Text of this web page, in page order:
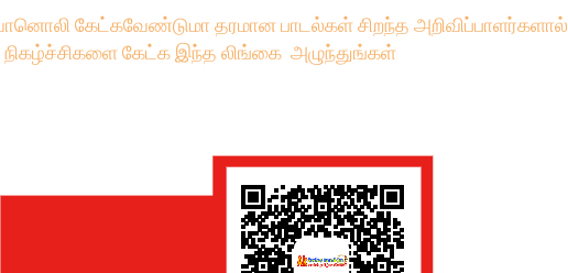
கேட்கவேண்டுமா தரமான பாடல்கள் சிறந்த அறிவிப்பாளர்களால்
கேட்க இந்த லிங்கை அழுந்துங்கள்